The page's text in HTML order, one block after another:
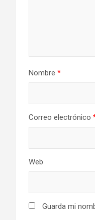
Nombre *
Correo electrónico
Web
Guarda mi